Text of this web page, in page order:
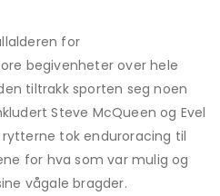
for
begivenheter over hele
tiltrakk sporten seg noen
Steve McQueen og Evel
rytterne tok enduroracing til
for hva som var mulig og
vågale bragder.